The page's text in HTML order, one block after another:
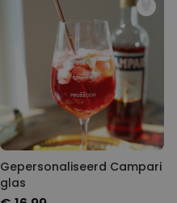
Gepersonaliseerd Campari
glas